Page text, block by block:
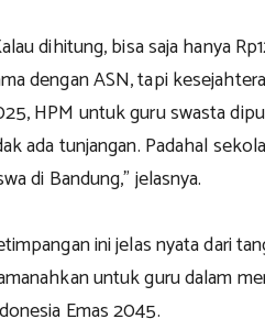
dihitung, bisa saja hanya
dengan ASN, tapi
HPM untuk guru swasta
ada tunjangan. Padahal
di Bandung,” jelasnya.
ini jelas nyata dari
untuk guru dalam
Emas 2045.